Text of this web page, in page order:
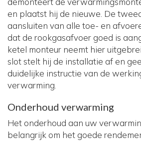
en plaatst hij de nieuwe. De
aansluiten van alle toe- en
dat de rookgasafvoer goed is
ketel monteur neemt hier
slot stelt hij de installatie af en
duidelijke instructie van de
verwarming.
Onderhoud verwarming
Het onderhoud aan uw
belangrijk om het goede